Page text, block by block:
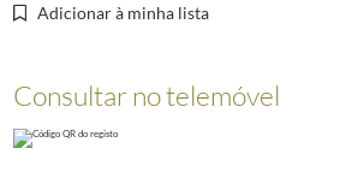
000006 Fax do ISCTE enviando memorando
000015 Carta da Consultora para os
000017
Adicionar à minha lista
Consultar no telemóvel